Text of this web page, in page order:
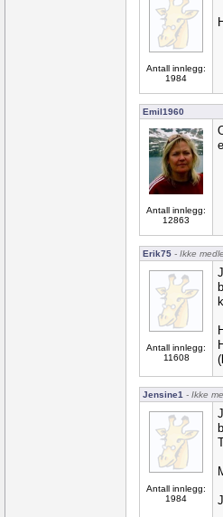
Antall innlegg:
1984
Emil1960
Antall innlegg:
12863
Erik75 - Ikke
Antall innlegg:
11608
Jensine1 - Ikke
Antall innlegg:
1984